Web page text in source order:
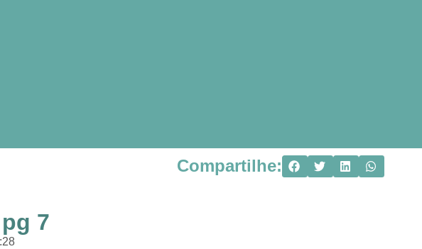
Compartilhe:
7